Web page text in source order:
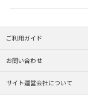
ご利用ガイド
お問い合わせ
サイト運営会社について